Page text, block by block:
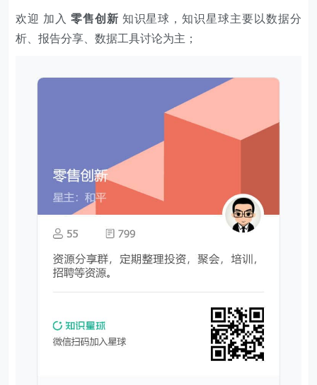
欢迎 加入 零售创新 知识星球，知识星球主要以数据分
析、报告分享、数据工具讨论为主；